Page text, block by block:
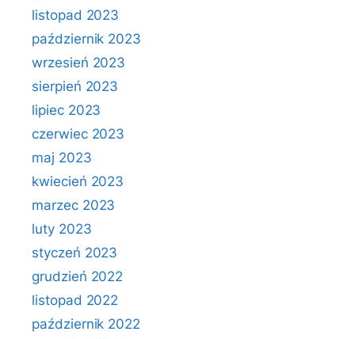
listopad 2023
październik 2023
wrzesień 2023
sierpień 2023
lipiec 2023
czerwiec 2023
maj 2023
kwiecień 2023
marzec 2023
luty 2023
styczeń 2023
grudzień 2022
listopad 2022
październik 2022